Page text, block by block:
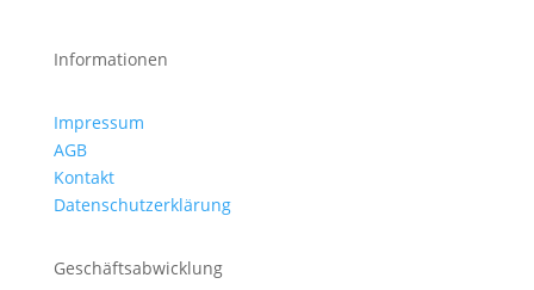
Informationen
Impressum
AGB
Kontakt
Datenschutzerklärung
Geschäftsabwicklung